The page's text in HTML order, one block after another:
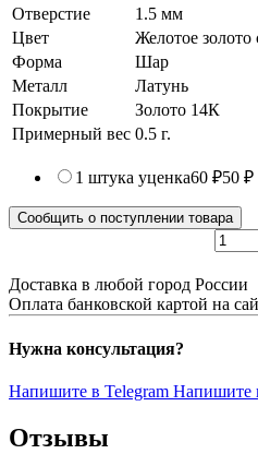
Отверстие
1.5 мм
Цвет
Желотое золото
Форма
Шар
Металл
Латунь
Покрытие
Золото 14К
Примерный вес 0.5 г.
1 штука уценка60 ₽50 ₽
Сообщить о поступлении товара
Доставка в любой город России
Оплата банковской картой на
Нужна консультация?
Напишите в Telegram Напишите
Отзывы